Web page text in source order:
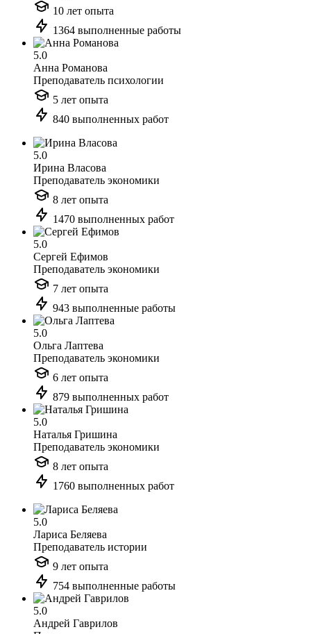
10 лет опыта
1364 выполненные работы
5.0
Анна Романова
Преподаватель психологии
5 лет опыта
840 выполненных работ
5.0
Ирина Власова
Преподаватель экономики
8 лет опыта
1470 выполненных работ
5.0
Сергей Ефимов
Преподаватель экономики
7 лет опыта
943 выполненные работы
5.0
Ольга Лаптева
Преподаватель экономики
6 лет опыта
879 выполненных работ
5.0
Наталья Гришина
Преподаватель экономики
8 лет опыта
1760 выполненных работ
5.0
Лариса Беляева
Преподаватель истории
9 лет опыта
754 выполненные работы
5.0
Андрей Гаврилов